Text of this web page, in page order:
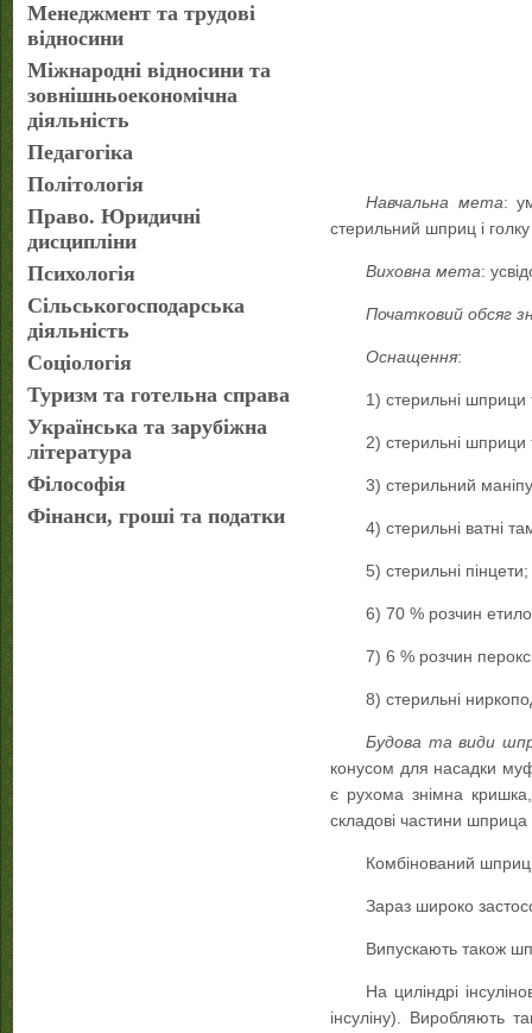
Менеджмент та трудові
відносини
Міжнародні відносини та
зовнішньоекономічна
діяльність
Педагогіка
Політологія
Право. Юридичні
дисципліни
Психологія
Сільськогосподарська
діяльність
Соціологія
Туризм та готельна справа
Українська та зарубіжна
література
Філософія
Фінанси, гроші та податки
Навчальна мета:
стерильний шприц і
Виховна мета:
Початковий обсяг
Оснащення:
1) стерильні шприци
2) стерильні шприци
3) стерильний
4) стерильні ватні
5) стерильні пінцети;
6) 70 % розчин
7) 6 % розчин
8) стерильні
Будова та види
конусом для насадки
є рухома знімна
складові частини
Комбінований шприц
Зараз широко
Випускають також
На циліндрі
інсуліну). Виробляють